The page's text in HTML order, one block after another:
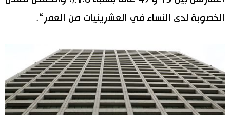
الخصوبة لدى النساء في العشرينيات من العمر“.